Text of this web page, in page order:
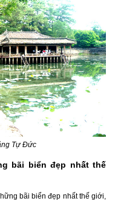
Tự Đức
bãi biển đẹp nhất thế
bãi biển đẹp nhất thế giới,